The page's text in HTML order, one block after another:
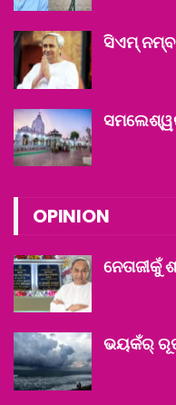
ସିଏମ୍
OPINION
ଭୟକଁର୍‌ ରୂପ୍‌